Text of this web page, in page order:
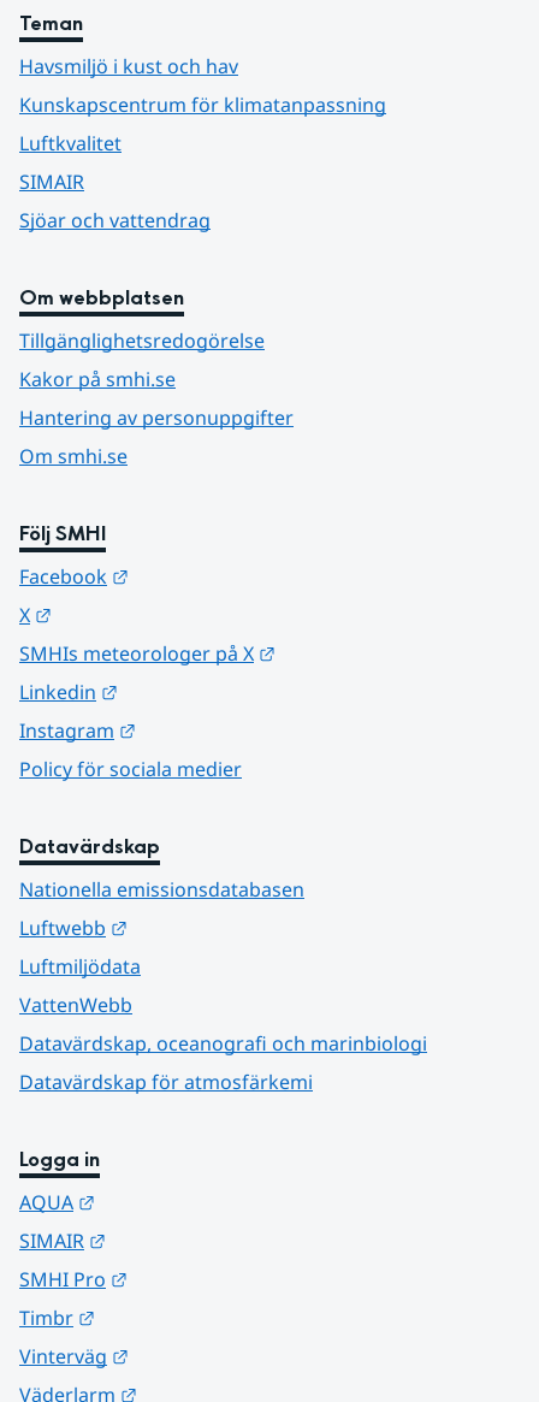
Teman
Havsmiljö i kust och hav
Kunskapscentrum för klimatanpassning
Luftkvalitet
SIMAIR
Sjöar och vattendrag
Om webbplatsen
Tillgänglighetsredogörelse
Kakor på smhi.se
Hantering av personuppgifter
Om smhi.se
Följ SMHI
Facebook
X
SMHIs meteorologer på X
Linkedin
Instagram
Policy för sociala medier
Datavärdskap
Nationella emissionsdatabasen
Luftwebb
Luftmiljödata
VattenWebb
Datavärdskap, oceanografi och marinbiologi
Datavärdskap för atmosfärkemi
Logga in
AQUA
SIMAIR
SMHI Pro
Timbr
Vinterväg
Väderlarm